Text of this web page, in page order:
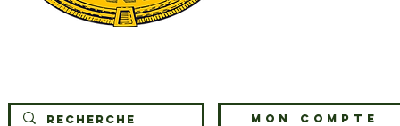
MON COMPTE